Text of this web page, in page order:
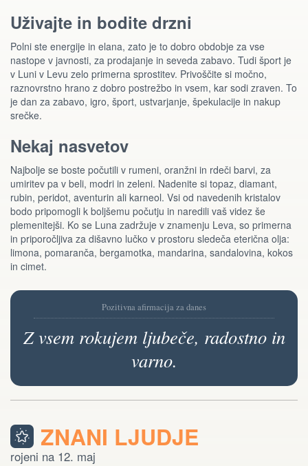
Uživajte in bodite drzni
Polni ste energije in elana, zato je to dobro obdobje za vse
nastope v javnosti, za prodajanje in seveda zabavo. Tudi šport je
v Luni v Levu zelo primerna sprostitev. Privoščite si močno,
raznovrstno hrano z dobro postrežbo in vsem, kar sodi zraven. To
je dan za zabavo, igro, šport, ustvarjanje, špekulacije in nakup
srečke.
Nekaj nasvetov
Najbolje se boste počutili v rumeni, oranžni in rdeči barvi, za
umiritev pa v beli, modri in zeleni. Nadenite si topaz, diamant,
rubin, peridot, aventurin ali karneol. Vsi od navedenih kristalov
bodo pripomogli k boljšemu počutju in naredili vaš videz še
plemenitejši. Ko se Luna zadržuje v znamenju Leva, so primerna
in priporočljiva za dišavno lučko v prostoru sledeča eterična olja:
limona, pomaranča, bergamotka, mandarina, sandalovina, kokos
in cimet.
Pozitivna afirmacija za danes
Z vsem rokujem ljubeče, radostno in
varno.
ZNANI LJUDJE
rojeni na 12. maj